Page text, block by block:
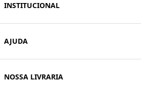
INSTITUCIONAL
AJUDA
NOSSA LIVRARIA